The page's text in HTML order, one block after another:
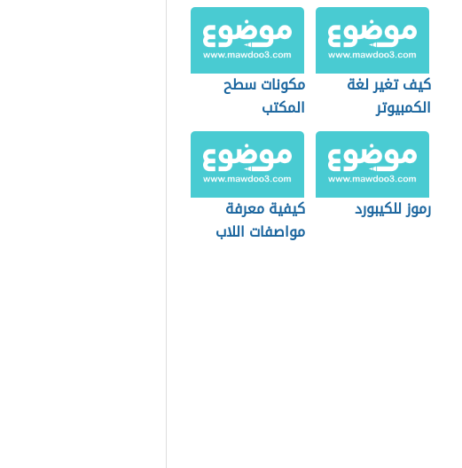
كيف تغير لغة
الكمبيوتر
مكونات سطح
المكتب
رموز للكيبورد
كيفية معرفة
مواصفات اللاب